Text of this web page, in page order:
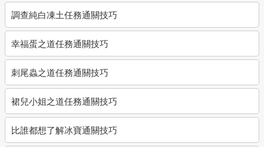
調查純白凍土任務通關技巧
幸福蛋之道任務通關技巧
刺尾蟲之道任務通關技巧
裙兒小姐之道任務通關技巧
比誰都想了解冰寶通關技巧